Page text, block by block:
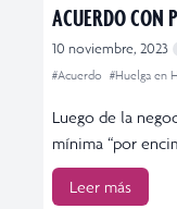
ACUERDO CON
10 noviembre, 2023
#Acuerdo #Huelga en
Luego de la
mínima “por
Leer más